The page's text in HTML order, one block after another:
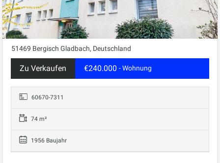
51469 Bergisch Gladbach, Deutschland
Zu Verkaufen €240.000 - Wohnung
60670-7311
74 m²
1956 Baujahr